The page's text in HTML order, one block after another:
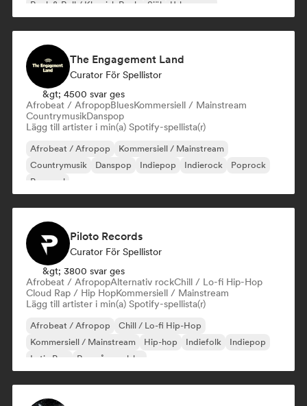
Rock & Roll / Klassisk Rock
Själ Urban pop
The Engagement Land
Curator För Spellistor
&gt; 4500 svar ges
Afrobeat / AfropopBluesKommersiell / Mainstream
CountrymusikDanspop
Lägg till artister i min(a) Spotify-spellista(r)
Afrobeat / Afropop
Kommersiell / Mainstream
Countrymusik
Danspop Indiepop Indierock
Poprock
Pop soul
Piloto Records
Curator För Spellistor
&gt; 3800 svar ges
Afrobeat / AfropopAlternativ rockChill / Lo-fi Hip-Hop
Cloud Rap / Hip HopKommersiell / Mainstream
Lägg till artister i min(a) Spotify-spellista(r)
Afrobeat / Afropop
Chill / Lo-fi Hip-Hop
Kommersiell / Mainstream
Hip-hop Indiefolk
Indiepop
Latin Pop
Rap på engelska